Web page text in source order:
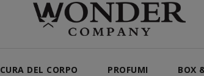
CURA DEL CORPO PROFUMI BOX